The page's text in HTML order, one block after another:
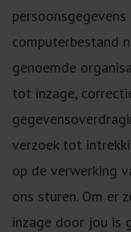
computerbestand
genoemde
tot inzage,
verzoek tot
op de verwerking
ons sturen. Om er
inzage door jou is